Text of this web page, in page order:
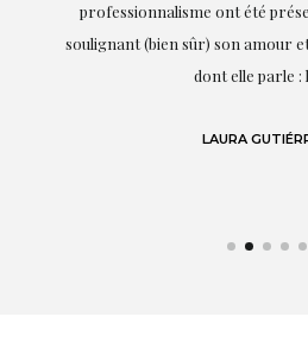
professionnalisme ont été
soulignant (bien sûr) son amour
dont elle parle :
LAURA